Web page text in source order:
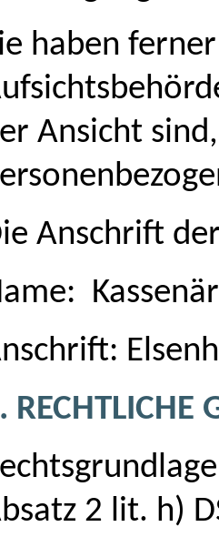
haben
Ansicht
Anschrift
RECHTLICHE
2 lit. h)